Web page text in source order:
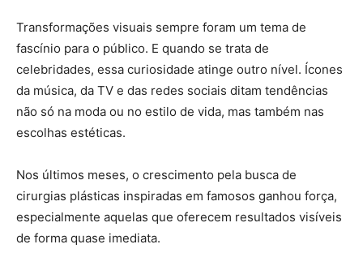
Transformações visuais sempre foram um tema de
fascínio para o público. E quando se trata de
celebridades, essa curiosidade atinge outro nível. Ícones
da música, da TV e das redes sociais ditam tendências
não só na moda ou no estilo de vida, mas também nas
escolhas estéticas.
Nos últimos meses, o crescimento pela busca de
cirurgias plásticas inspiradas em famosos ganhou força,
especialmente aquelas que oferecem resultados visíveis
de forma quase imediata.